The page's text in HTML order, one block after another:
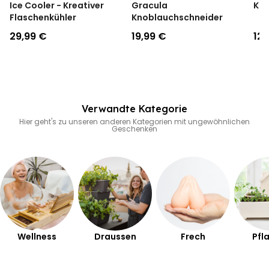
Ice Cooler - Kreativer
Flaschenkühler
29,99 €
Gracula
Knoblauchschneider
19,99 €
Verwandte Kategorie
Hier geht's zu unseren anderen Kategorien mit ungewöhnlichen
Geschenken
Wellness Draussen Frech